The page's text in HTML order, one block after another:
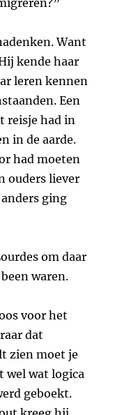
Want
kende haar
leren kennen
Een
reisje had in
in de aarde.
had moeten
ouders liever
ging
om daar
waren.
voor het
dat
zien moet je
wel wat logica
geboekt.